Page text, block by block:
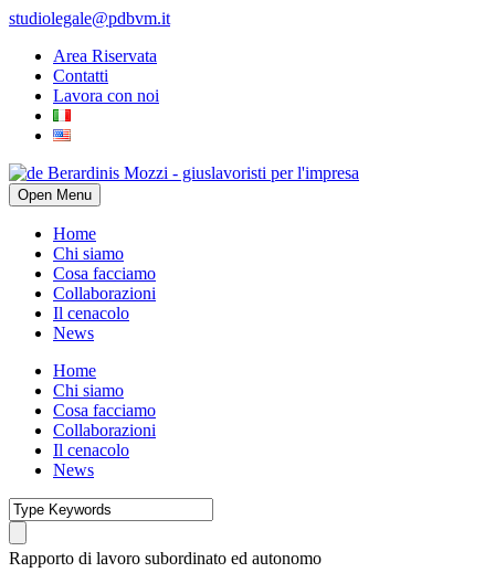
studiolegale@pdbvm.it
Area Riservata
Contatti
Lavora con noi
Open Menu
Home
Chi siamo
Cosa facciamo
Collaborazioni
Il cenacolo
News
Home
Chi siamo
Cosa facciamo
Collaborazioni
Il cenacolo
News
Rapporto di lavoro subordinato ed autonomo